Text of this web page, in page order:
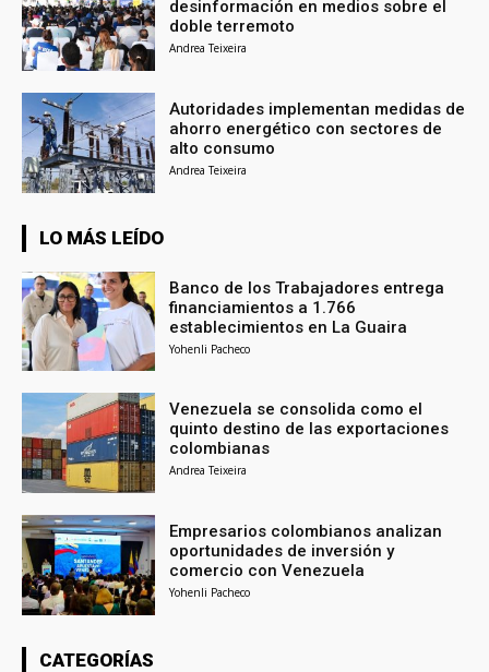
desinformación en medios sobre el
doble terremoto
Andrea Teixeira
Autoridades implementan medidas de
ahorro energético con sectores de
alto consumo
Andrea Teixeira
LO MÁS LEÍDO
Banco de los Trabajadores entrega
financiamientos a 1.766
establecimientos en La Guaira
Yohenli Pacheco
Venezuela se consolida como el
quinto destino de las exportaciones
colombianas
Andrea Teixeira
Empresarios colombianos analizan
oportunidades de inversión y
comercio con Venezuela
Yohenli Pacheco
CATEGORÍAS